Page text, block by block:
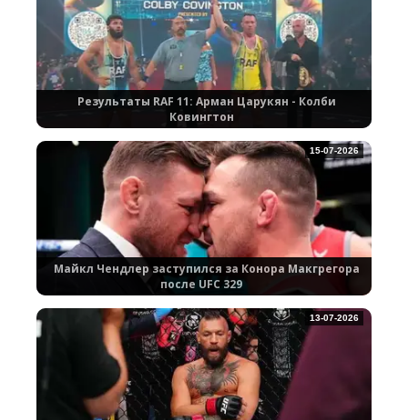
Результаты RAF 11: Арман Царукян - Колби
Ковингтон
Майкл Чендлер заступился за Конора Макгрегора
после UFC 329
15-07-2026
13-07-2026